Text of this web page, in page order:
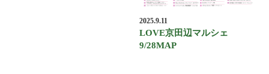
2025.9.11
LOVE京田辺マルシェ
9/28MAP